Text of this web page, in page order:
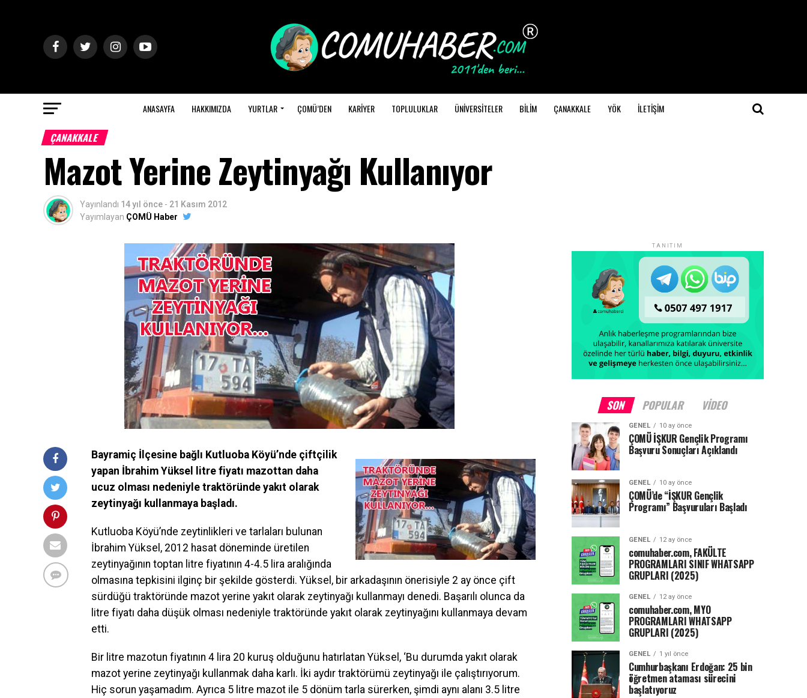
ANASAYFA HAKKIMIZDA YURTLAR ÇOMÜ’DEN KARİYER TOPLULUKLAR ÜNİVERSİTELER BİLİM ÇANAKKALE YÖK İLETİŞİM
ÇANAKKALE
Mazot Yerine Zeytinyağı Kullanıyor
Yayınlandı 14 yıl önce - 21 Kasım 2012
Yayımlayan ÇOMÜ Haber
Bayramiç İlçesine bağlı Kutluoba Köyü’nde çiftçilik
yapan İbrahim Yüksel litre fiyatı mazottan daha
ucuz olması nedeniyle traktöründe yakıt olarak
zeytinyağı kullanmaya başladı.
Kutluoba Köyü’nde zeytinlikleri ve tarlaları bulunan
İbrahim Yüksel, 2012 hasat döneminde üretilen
zeytinyağının toptan litre fiyatının 4-4.5 lira aralığında
olmasına tepkisini ilginç bir şekilde gösterdi. Yüksel, bir arkadaşının önerisiyle 2 ay önce çift
sürdüğü traktöründe mazot yerine yakıt olarak zeytinyağı kullanmayı denedi. Başarılı olunca da
litre fiyatı daha düşük olması nedeniyle traktöründe yakıt olarak zeytinyağını kullanmaya devam
etti.
Bir litre mazotun fiyatının 4 lira 20 kuruş olduğunu hatırlatan Yüksel, ‘Bu durumda yakıt olarak
mazot yerine zeytinyağı kullanmak daha karlı. İki aydır traktörümü zeytinyağı ile çalıştırıyorum.
Hiç sorun yaşamadım. Ayrıca 5 litre mazot ile 5 dönüm tarla sürerken, şimdi aynı alanı 3.5 litre
TANITIM
SON POPULAR VIDEO
GENEL 10 ay önce
ÇOMÜ İŞKUR Gençlik Programı
Başvuru Sonuçları Açıklandı
GENEL 10 ay önce
ÇOMÜ’de “İŞKUR Gençlik
Programı” Başvuruları Başladı
GENEL 12 ay önce
comuhaber.com, FAKÜLTE
PROGRAMLARI SINIF WHATSAPP
GRUPLARI (2025)
GENEL 12 ay önce
comuhaber.com, MYO
PROGRAMLARI WHATSAPP
GRUPLARI (2025)
GENEL 1 yıl önce
Cumhurbaşkanı Erdoğan: 25 bin
öğretmen ataması sürecini
başlatıyoruz